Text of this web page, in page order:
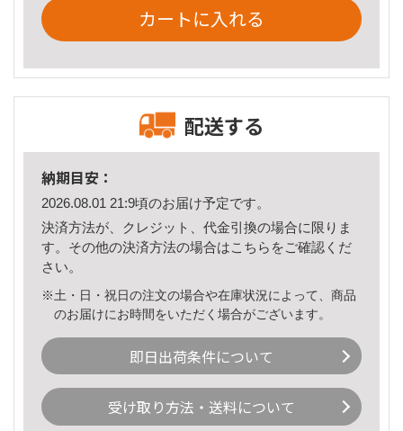
カートに入れる
配送する
納期目安：
2026.08.01 21:9頃のお届け予定です。
決済方法が、クレジット、代金引換の場合に限りま
す。その他の決済方法の場合はこちら をご確認くだ
さい。
※土・日・祝日の注文の場合や在庫状況によって、商品
のお届けにお時間をいただく場合がございます。
即日出荷条件について
受け取り方法・送料について